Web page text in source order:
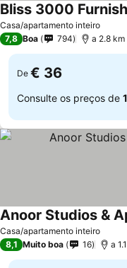
Casa/apartamento inteiro
Bliss 3000
7,8 Boa 794 a 2.8
De € 36
Consulte os preços de
Casa/apartamento inteiro
Anoor Studios &
8,1 Muito boa 16 a